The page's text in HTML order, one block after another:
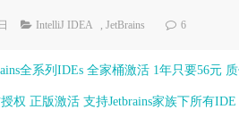
IntelliJ IDEA ,JetBrains 6
全系列IDEs 全家桶激活 1年只要56元
权 正版激活 支持Jetbrains家族下所有